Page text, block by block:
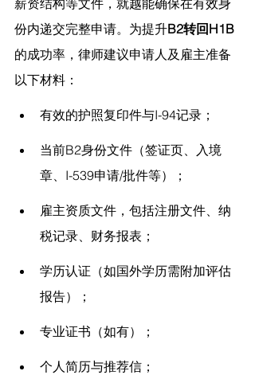
份内递交完整申请。为提升B2转回H1B
的成功率，律师建议申请人及雇主准备
以下材料：
有效的护照复印件与I-94记录；
当前B2身份文件（签证页、入境
章、I-539申请/批件等）；
雇主资质文件，包括注册文件、纳
税记录、财务报表；
学历认证（如国外学历需附加评估
报告）；
专业证书（如有）；
个人简历与推荐信；